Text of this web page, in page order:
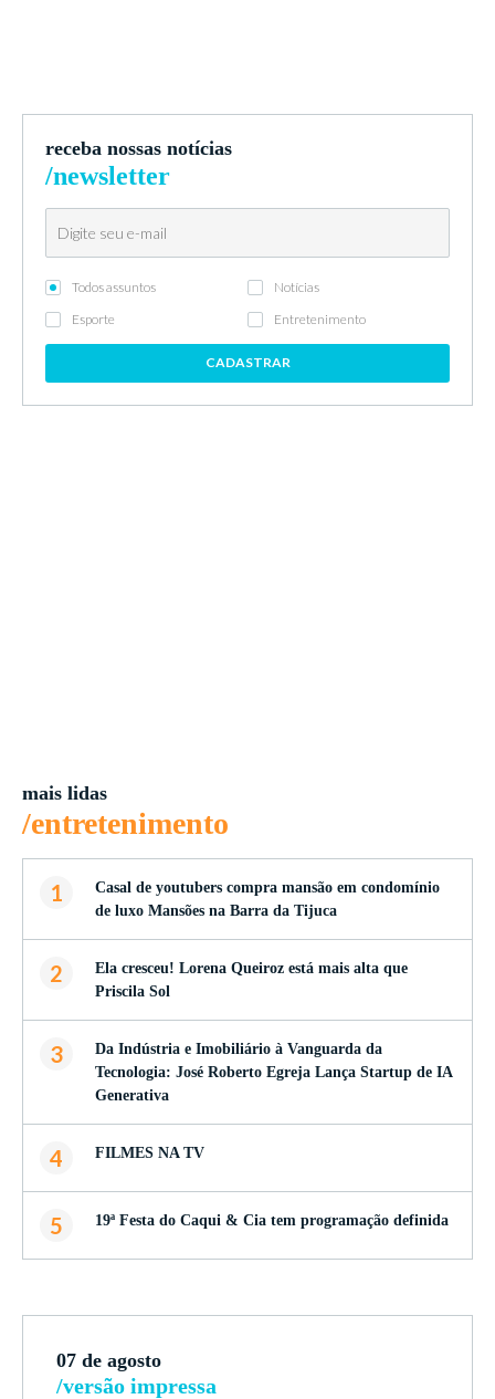
receba nossas notícias
/newsletter
Todos assuntos
Notícias
Esporte
Entretenimento
CADASTRAR
mais lidas
/entretenimento
1
Casal de youtubers compra mansão em condomínio
de luxo Mansões na Barra da Tijuca
2
Ela cresceu! Lorena Queiroz está mais alta que
Priscila Sol
3
Da Indústria e Imobiliário à Vanguarda da
Tecnologia: José Roberto Egreja Lança Startup de IA
Generativa
4 FILMES NA TV
5 19ª Festa do Caqui & Cia tem programação definida
07 de agosto
/versão impressa